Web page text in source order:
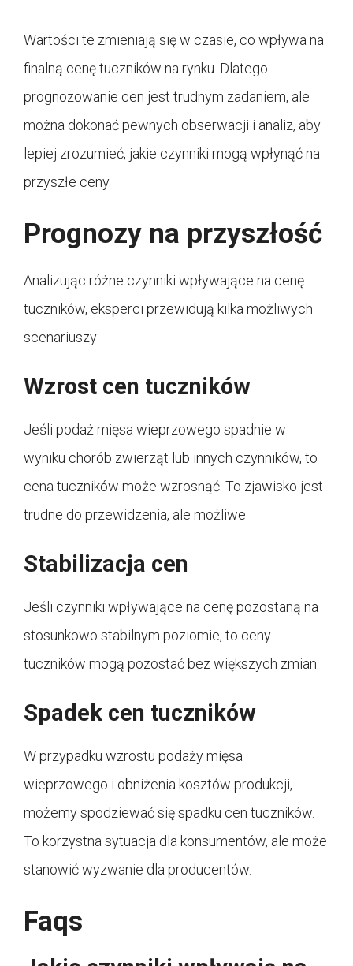
Wartości te zmieniają się w czasie, co wpływa na
finalną cenę tuczników na rynku. Dlatego
prognozowanie cen jest trudnym zadaniem, ale
można dokonać pewnych obserwacji i analiz, aby
lepiej zrozumieć, jakie czynniki mogą wpłynąć na
przyszłe ceny.
Prognozy na przyszłość
Analizując różne czynniki wpływające na cenę
tuczników, eksperci przewidują kilka możliwych
scenariuszy:
Wzrost cen tuczników
Jeśli podaż mięsa wieprzowego spadnie w
wyniku chorób zwierząt lub innych czynników, to
cena tuczników może wzrosnąć. To zjawisko jest
trudne do przewidzenia, ale możliwe.
Stabilizacja cen
Jeśli czynniki wpływające na cenę pozostaną na
stosunkowo stabilnym poziomie, to ceny
tuczników mogą pozostać bez większych zmian.
Spadek cen tuczników
W przypadku wzrostu podaży mięsa
wieprzowego i obniżenia kosztów produkcji,
możemy spodziewać się spadku cen tuczników.
To korzystna sytuacja dla konsumentów, ale może
stanowić wyzwanie dla producentów.
Faqs